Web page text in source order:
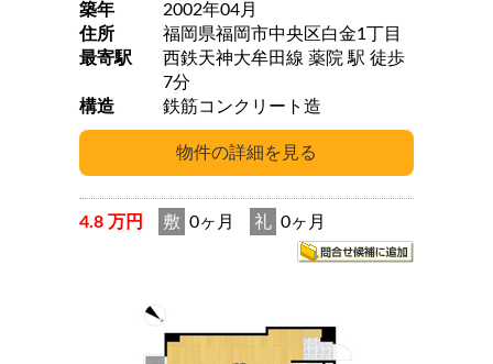
築年
2002年04月
住所
福岡県福岡市中央区白金1丁目
最寄駅
西鉄天神大牟田線 薬院 駅 徒歩
7分
構造
鉄筋コンクリート造
4.8 万円 敷 0ヶ月 礼 0ヶ月